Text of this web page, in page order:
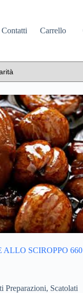
Contatti Carrello
ALLO SCIROPPO 660
Preparazioni, Scatolati